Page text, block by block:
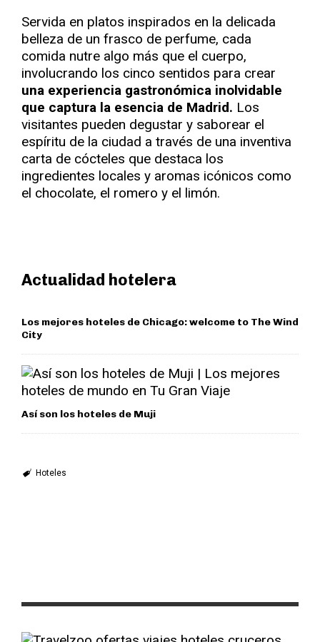
Servida en platos inspirados en la delicada
belleza de un frasco de perfume, cada
comida nutre algo más que el cuerpo,
involucrando los cinco sentidos para crear
una experiencia gastronómica inolvidable
que captura la esencia de Madrid. Los
visitantes pueden degustar y saborear el
espíritu de la ciudad a través de una inventiva
carta de cócteles que destaca los
ingredientes locales y aromas icónicos como
el chocolate, el romero y el limón.
Actualidad hotelera
Los mejores hoteles de Chicago: welcome to The Wind
City
Así son los hoteles de Muji
Hoteles